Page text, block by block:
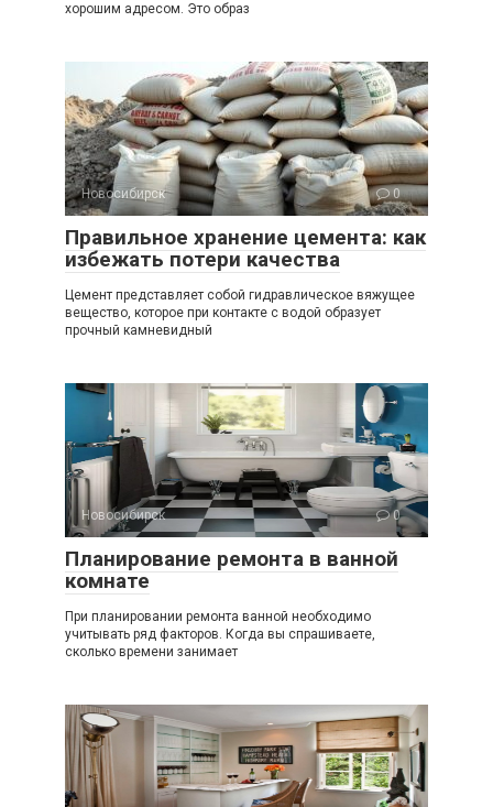
хорошим адресом. Это образ
Новосибирск 0
Правильное хранение цемента: как
избежать потери качества
Цемент представляет собой гидравлическое вяжущее
вещество, которое при контакте с водой образует
прочный камневидный
Новосибирск 0
Планирование ремонта в ванной
комнате
При планировании ремонта ванной необходимо
учитывать ряд факторов. Когда вы спрашиваете,
сколько времени занимает